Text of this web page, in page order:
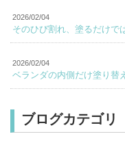
2026/02/04
そのひび割れ、塗るだけで
2026/02/04
ベランダの内側だけ塗り替
ブログカテゴリ